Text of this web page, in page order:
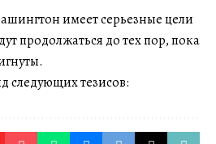
имеет серьезные цели
продолжаться до тех пор, пока
следующих тезисов: